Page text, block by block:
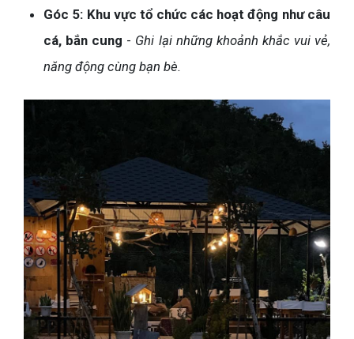
Góc 5: Khu vực tổ chức các hoạt động như câu
cá, bắn cung - Ghi lại những khoảnh khắc vui vẻ,
năng động cùng bạn bè.